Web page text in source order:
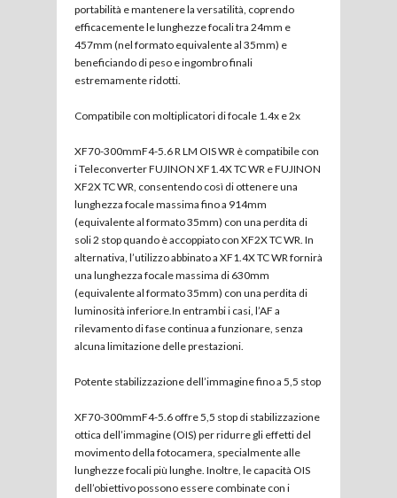
portabilità e mantenere la versatilità, coprendo
efficacemente le lunghezze focali tra 24mm e
457mm (nel formato equivalente al 35mm) e
beneficiando di peso e ingombro finali
estremamente ridotti.
Compatibile con moltiplicatori di focale 1.4x e 2x
XF70-300mmF4-5.6 R LM OIS WR è compatibile con
i Teleconverter FUJINON XF1.4X TC WR e FUJINON
XF2X TC WR, consentendo così di ottenere una
lunghezza focale massima fino a 914mm
(equivalente al formato 35mm) con una perdita di
soli 2 stop quando è accoppiato con XF2X TC WR. In
alternativa, l’utilizzo abbinato a XF1.4X TC WR fornirà
una lunghezza focale massima di 630mm
(equivalente al formato 35mm) con una perdita di
luminosità inferiore.In entrambi i casi, l’AF a
rilevamento di fase continua a funzionare, senza
alcuna limitazione delle prestazioni.
Potente stabilizzazione dell’immagine fino a 5,5 stop
XF70-300mmF4-5.6 offre 5,5 stop di stabilizzazione
ottica dell’immagine (OIS) per ridurre gli effetti del
movimento della fotocamera, specialmente alle
lunghezze focali più lunghe. Inoltre, le capacità OIS
dell’obiettivo possono essere combinate con i